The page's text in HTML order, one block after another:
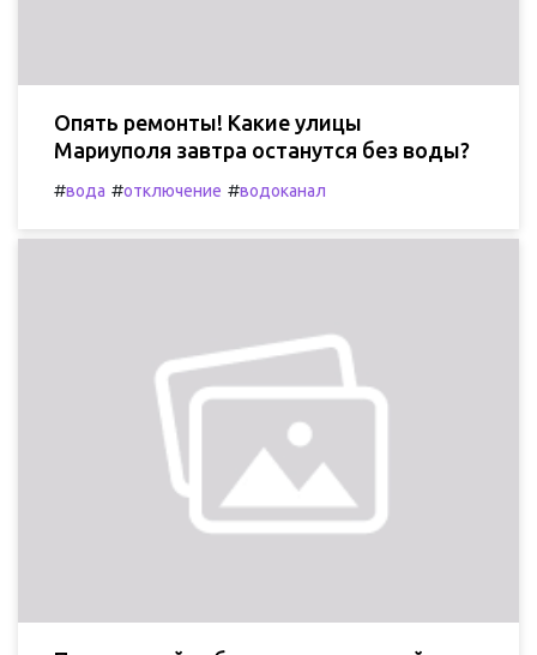
Опять ремонты! Какие улицы
Мариуполя завтра останутся без воды?
#вода #отключение #водоканал